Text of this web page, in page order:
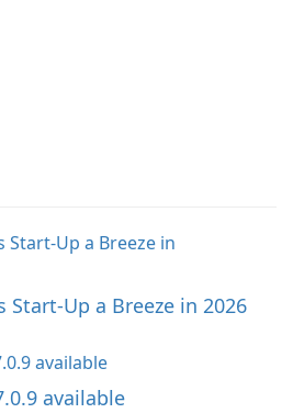
Start-Up a Breeze in 2026
available